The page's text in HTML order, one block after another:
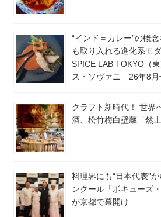
“インド＝カレー”の概
も取り入れる進化系モ
SPICE LAB TOKYO（
ス・ソヴァニ 26年8月
クラフト新時代！ 世界
酒、松竹梅白壁蔵「然土
料理界にも“日本代表”
ンクール「ボキューズ
が京都で幕開け